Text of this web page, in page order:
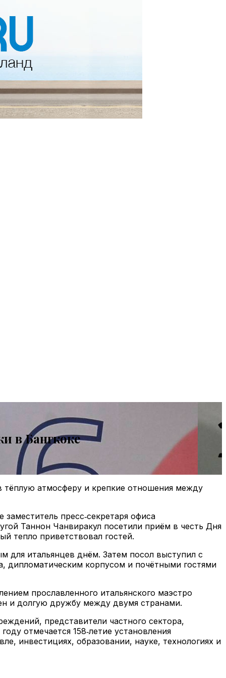
в Бангкоке
атмосферу и крепкие отношения между
пресс‑секретаря офиса
Таннон Чанвиракул посетили приём в честь Дня
тепло приветствовал гостей.
для итальянцев днём. Затем посол выступил с
дипломатическим корпусом и почётными гостями
прославленного итальянского маэстро
и долгую дружбу между двумя странами.
представители частного сектора,
отмечается 158‑летие установления
инвестициях, образовании, науке, технологиях и